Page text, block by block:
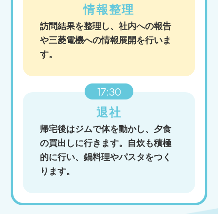
情報整理
訪問結果を整理し、社内への報告
や三菱電機への情報展開を行いま
す。
17:30
退社
帰宅後はジムで体を動かし、夕食
の買出しに行きます。自炊も積極
的に行い、鍋料理やパスタをつく
ります。